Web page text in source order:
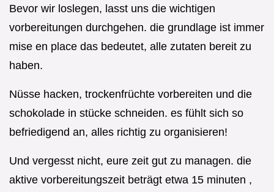
Bevor wir loslegen, lasst uns die wichtigen
vorbereitungen durchgehen. die grundlage ist immer
mise en place das bedeutet, alle zutaten bereit zu
haben.
Nüsse hacken, trockenfrüchte vorbereiten und die
schokolade in stücke schneiden. es fühlt sich so
befriedigend an, alles richtig zu organisieren!
Und vergesst nicht, eure zeit gut zu managen. die
aktive vorbereitungszeit beträgt etwa 15 minuten ,